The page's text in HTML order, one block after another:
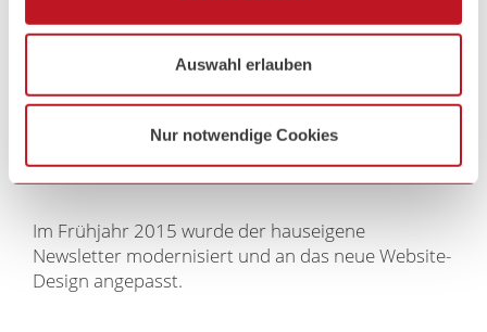
Auswahl erlauben
Nur notwendige Cookies
klares und minimalistisch-modernes Design aus.
Die HTML Templates wurden responsive codiert,
navigierbar zu sein. Die Programmierung des
Backends wurde mitTYPO3umgesetzt.
Im Frühjahr 2015 wurde der hauseigene
Newsletter modernisiert und an das neue Website-
Design angepasst.